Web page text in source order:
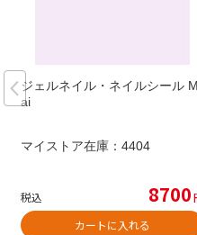
ジェルネイル・ネイルシール M
ai
マイストア在庫： 4404
税込 8700
カートに入れる